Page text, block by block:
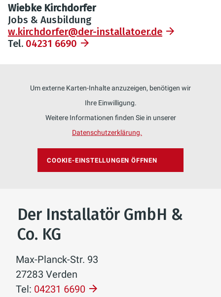
Wiebke Kirchdorfer
Jobs & Ausbildung
w.kirchdorfer@der-installatoer.de
Tel. 04231 6690
Um externe Karten-Inhalte anzuzeigen, benötigen wir
Ihre Einwilligung.
Weitere Informationen finden Sie in unserer
Datenschutzerklärung.
COOKIE-EINSTELLUNGEN ÖFFNEN
Der Installatör GmbH &
Co. KG
Max-Planck-Str. 93
27283 Verden
Tel: 04231 6690